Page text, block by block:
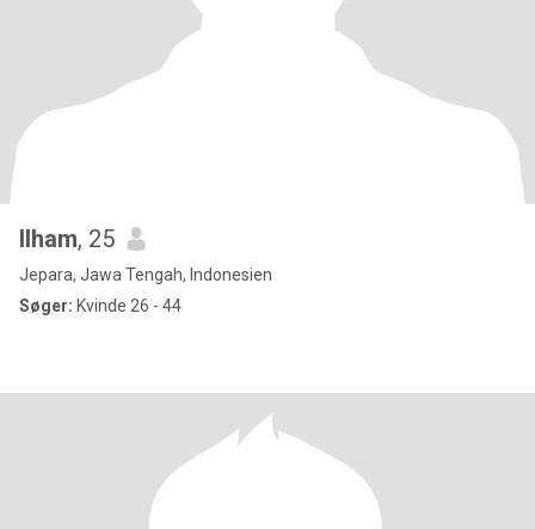
Ilham, 25
Jepara, Jawa Tengah, Indonesien
Søger: Kvinde 26 - 44